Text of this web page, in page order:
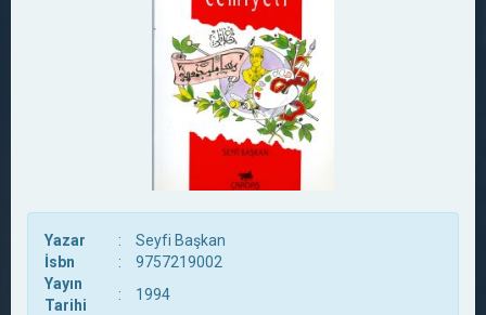
Yazar :
Seyfi Başkan
İsbn
:
9757219002
Yayın
Tarihi
:
1994